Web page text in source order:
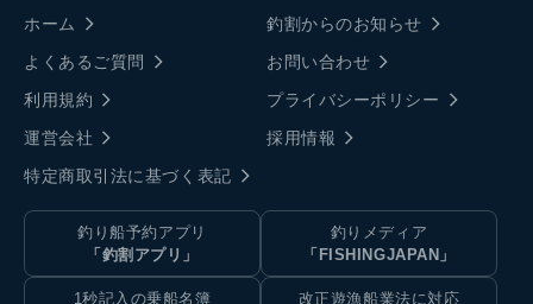
ホーム
釣割からのお知らせ
よくあるご質問
お問い合わせ
利用規約
プライバシーポリシー
運営会社
採用情報
特定商取引法に基づく表記
釣り船予約アプリ
「釣割アプリ」
釣りメディア
「FISHINGJAPAN」
1秒記入の乗船名簿
改正遊漁船業法に対応